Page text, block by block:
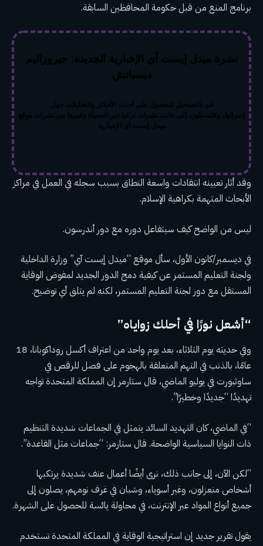
برنامج المنع من قبل حكومة المحافظين السابقة.
نشرة ميدل إيست آي الإخبارية الجديدة: جيروزاليم
ديسباتش
قم بالتسجيل للحصول على أحدث الأفكار والتحليلات حول
إسرائيل وفلسطين، إلى جانب نشرات تركيا غير المعبأة وغيرها من نشرات موقع
ميدل إيست آي الإخبارية
وقد أثار تعيينه انتقادات واسعة النطاق بسبب سجله في العمل في مراكز
الأبحاث المتهمة بكراهية الإسلام.
ليس من الواضح كيف سيتفاعل دوره مع دور أندرسون.
في ديسمبر/كانون الأول، سأل موقع “ميدل إيست آي” وزارة الداخلية
ولجنة التعليم المستمر عن كيفية دمج الدور الجديد لمفوض الوقاية
المستقل مع دور لجنة التعليم المستمر، لكنه لم يتلق أي توضيح.
“أشعل نورًا في أحلك زواياه”
وفي حديثه يوم الثلاثاء، بعد يوم واحد من اعتراف أكسل روداكوبانا، 18
عامًا، بالذنب في التهم المتعلقة بالهجوم على فصل للرقص في
ساوثبورت في يوليو الماضي، قال ستارمر إن المملكة المتحدة تواجه
تهديدًا “جديدًا وخطيرًا”.
“في الماضي، كان التهديد السائد يتمثل في الجماعات شديدة التنظيم
ذات النوايا السياسية الواضحة. قال ستارمر: “جماعات مثل القاعدة”.
“لكن الآن، إلى جانب ذلك، نرى أيضًا أعمال عنف شديدة يرتكبها
أشخاص منعزلون، وغير أسوياء، وشبان في غرف نومهم، يصلون إلى
جميع أنواع المواد عبر الإنترنت، في محاولة يائسة للحصول على الشهرة.
يقول تقرير جديد إن استراتيجية الوقاية في المملكة المتحدة تستخدم